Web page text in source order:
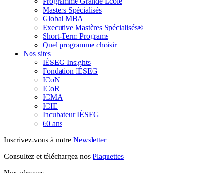
Masters Spécialisés
Global MBA
Executive Mastères Spécialisés®
Short-Term Programs
Quel programme choisir
Nos sites
IÉSEG Insights
Fondation IÉSEG
ICoN
ICoR
ICMA
ICIE
Incubateur IÉSEG
60 ans
Inscrivez-vous à notre Newsletter
Consultez et téléchargez nos Plaquettes